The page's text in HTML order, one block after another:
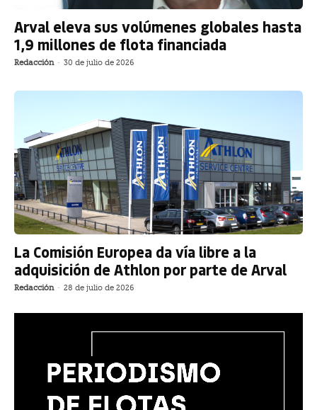
Arval eleva sus volúmenes globales hasta
1,9 millones de flota financiada
Redacción - 30 de julio de 2026
La Comisión Europea da vía libre a la
adquisición de Athlon por parte de Arval
Redacción - 28 de julio de 2026